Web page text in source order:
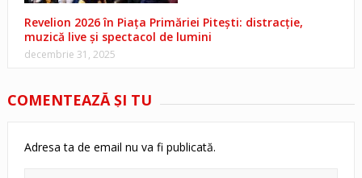
Revelion 2026 în Piața Primăriei Pitești: distracție,
muzică live și spectacol de lumini
decembrie 31, 2025
COMENTEAZĂ ŞI TU
Adresa ta de email nu va fi publicată.